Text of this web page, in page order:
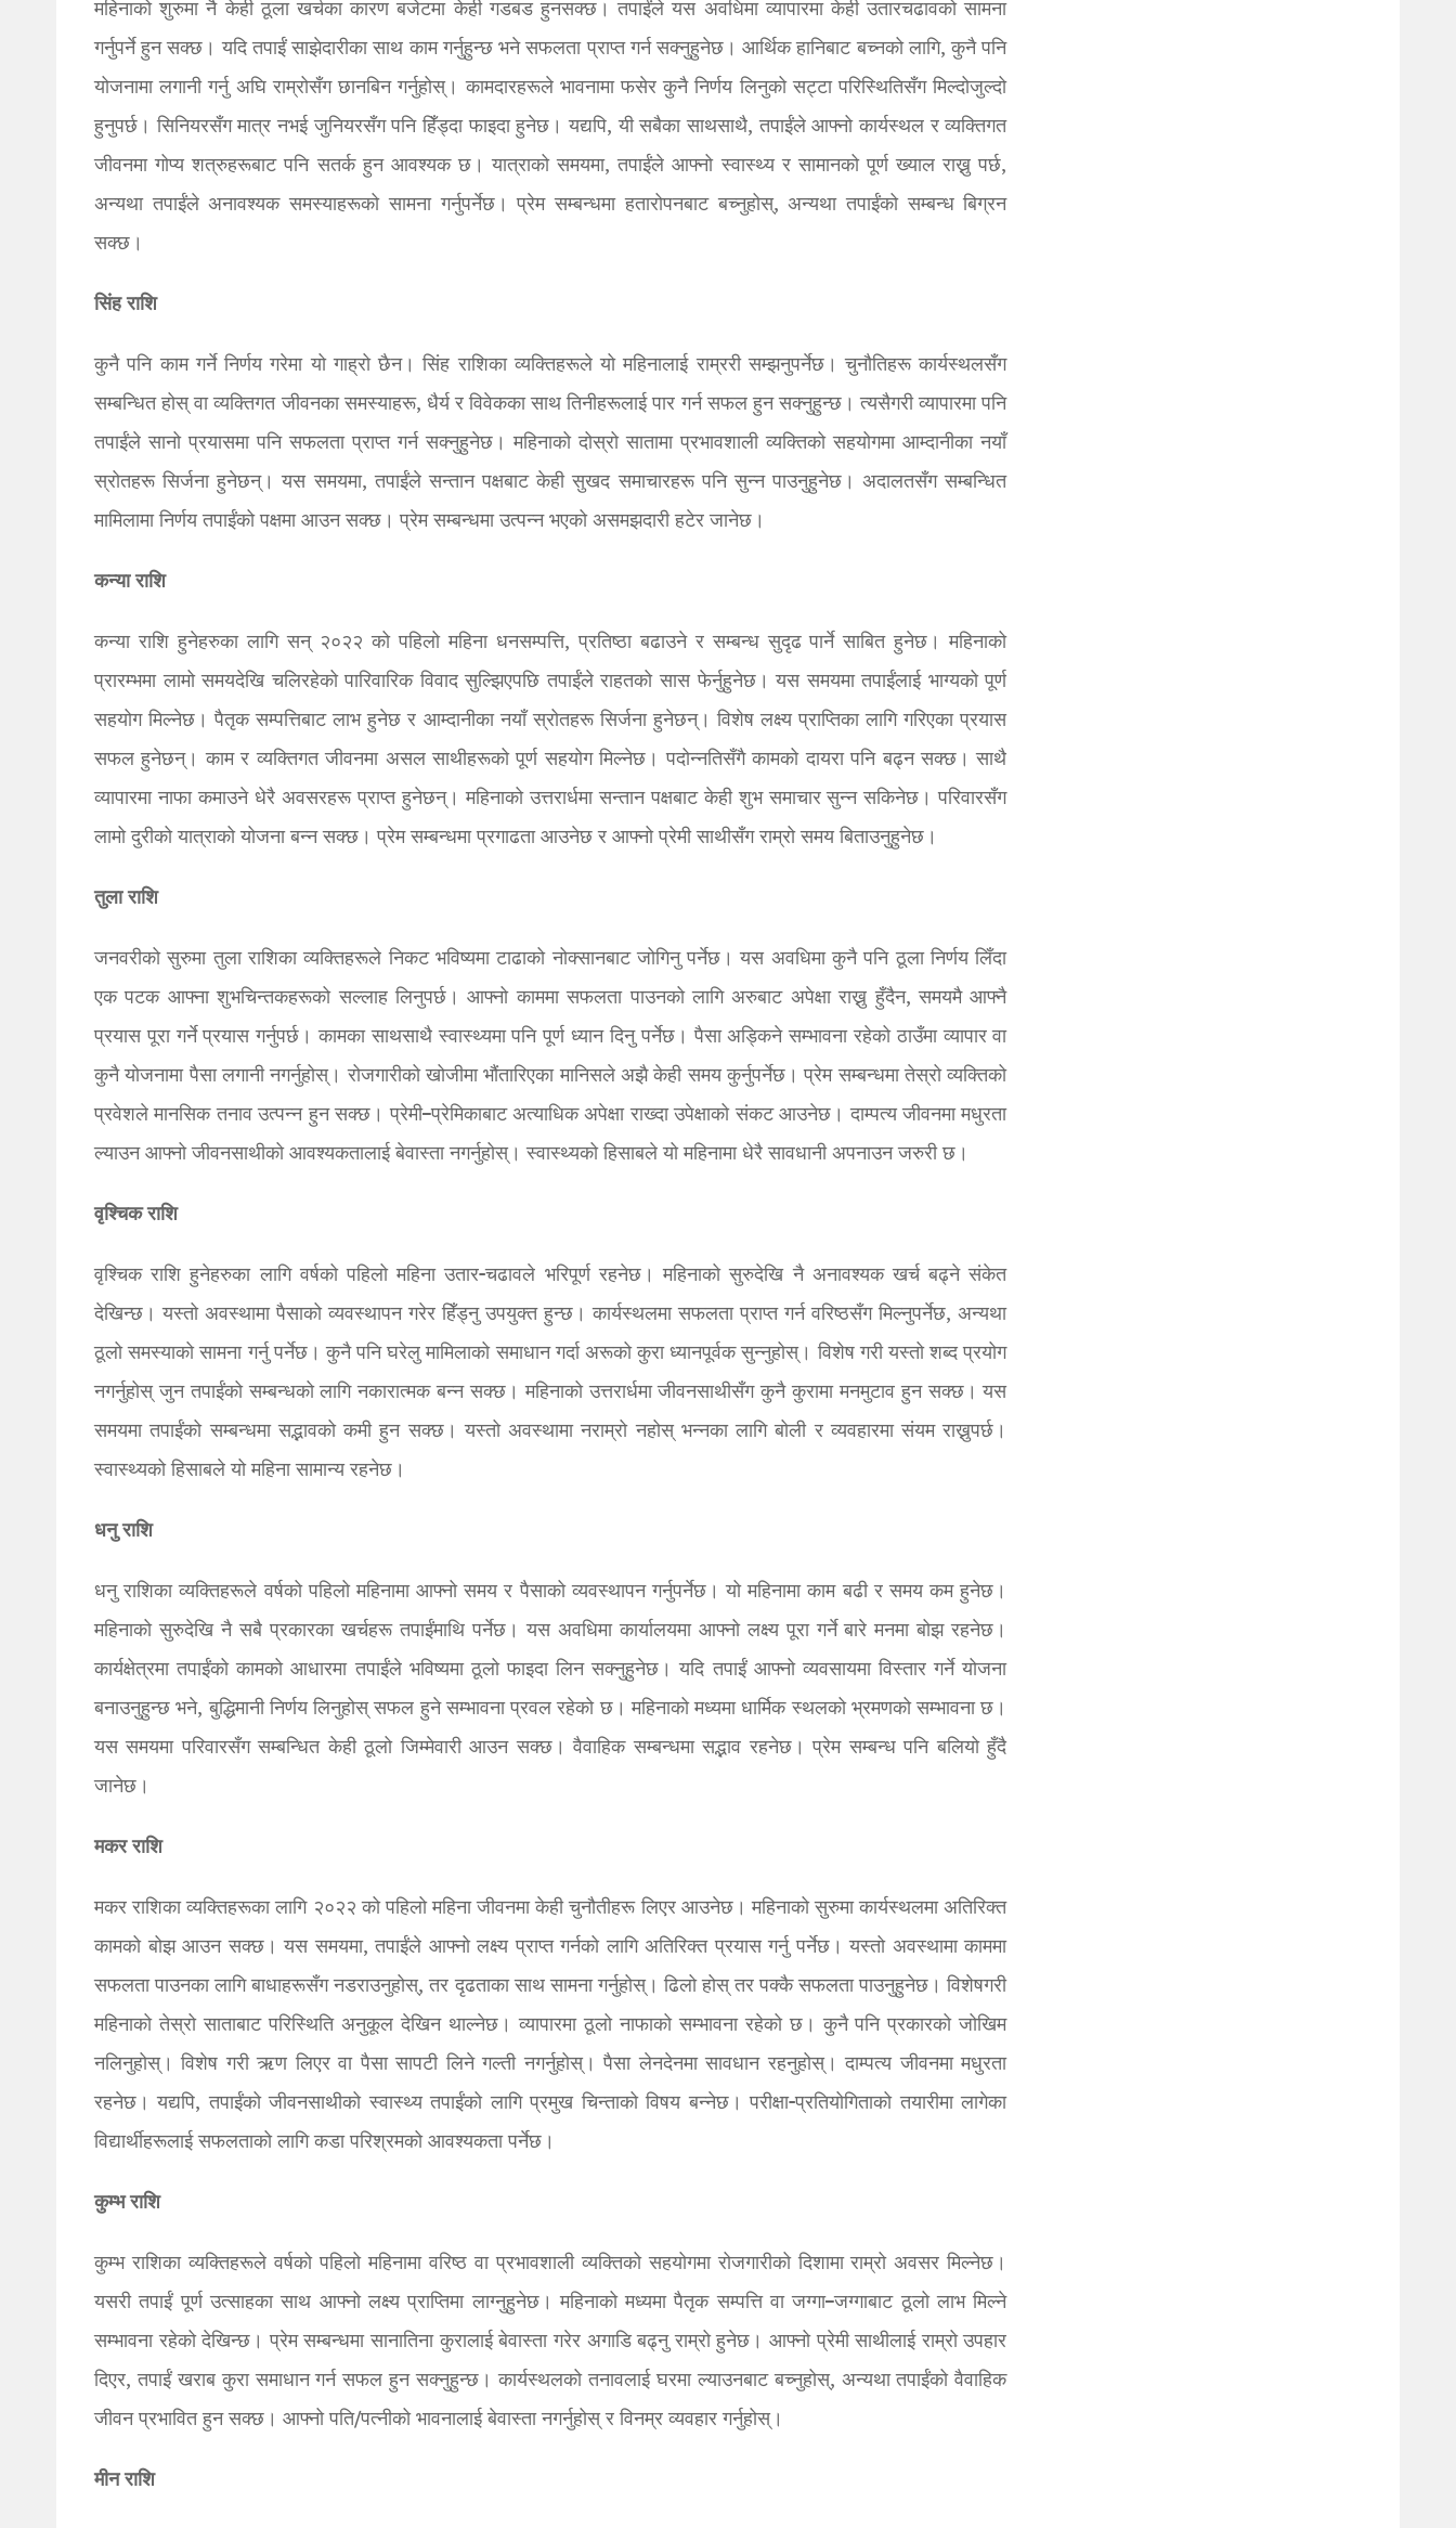
महिनाको शुरुमा नै केही ठूला खर्चका कारण बजेटमा केही गडबड हुनसक्छ। तपाईंले यस अवधिमा व्यापारमा केही उतारचढावको सामना
गर्नुपर्ने हुन सक्छ। यदि तपाईं साझेदारीका साथ काम गर्नुहुन्छ भने सफलता प्राप्त गर्न सक्नुहुनेछ। आर्थिक हानिबाट बच्नको लागि, कुनै पनि
योजनामा ​​लगानी गर्नु अघि राम्रोसँग छानबिन गर्नुहोस्। कामदारहरूले भावनामा फसेर कुनै निर्णय लिनुको सट्टा परिस्थितिसँग मिल्दोजुल्दो
हुनुपर्छ। सिनियरसँग मात्र नभई जुनियरसँग पनि हिँड्दा फाइदा हुनेछ। यद्यपि, यी सबैका साथसाथै, तपाईंले आफ्नो कार्यस्थल र व्यक्तिगत
जीवनमा गोप्य शत्रुहरूबाट पनि सतर्क हुन आवश्यक छ। यात्राको समयमा, तपाईंले आफ्नो स्वास्थ्य र सामानको पूर्ण ख्याल राख्नु पर्छ,
अन्यथा तपाईंले अनावश्यक समस्याहरूको सामना गर्नुपर्नेछ। प्रेम सम्बन्धमा हतारोपनबाट बच्नुहोस्, अन्यथा तपाईंको सम्बन्ध बिग्रन
सक्छ।
सिंह राशि
कुनै पनि काम गर्ने निर्णय गरेमा यो गाह्रो छैन। सिंह राशिका व्यक्तिहरूले यो महिनालाई राम्ररी सम्झनुपर्नेछ। चुनौतिहरू कार्यस्थलसँग
सम्बन्धित होस् वा व्यक्तिगत जीवनका समस्याहरू, धैर्य र विवेकका साथ तिनीहरूलाई पार गर्न सफल हुन सक्नुहुन्छ। त्यसैगरी व्यापारमा पनि
तपाईंले सानो प्रयासमा पनि सफलता प्राप्त गर्न सक्नुहुनेछ। महिनाको दोस्रो सातामा प्रभावशाली व्यक्तिको सहयोगमा आम्दानीका नयाँ
स्रोतहरू सिर्जना हुनेछन्। यस समयमा, तपाईंले सन्तान पक्षबाट केही सुखद समाचारहरू पनि सुन्न पाउनुहुनेछ। अदालतसँग सम्बन्धित
मामिलामा निर्णय तपाईंको पक्षमा आउन सक्छ। प्रेम सम्बन्धमा उत्पन्न भएको असमझदारी हटेर जानेछ।
कन्या राशि
कन्या राशि हुनेहरुका लागि सन् २०२२ को पहिलो महिना धनसम्पत्ति, प्रतिष्ठा बढाउने र सम्बन्ध सुदृढ पार्ने साबित हुनेछ। महिनाको
प्रारम्भमा लामो समयदेखि चलिरहेको पारिवारिक विवाद सुल्झिएपछि तपाईंले राहतको सास फेर्नुहुनेछ। यस समयमा तपाईंलाई भाग्यको पूर्ण
सहयोग मिल्नेछ। पैतृक सम्पत्तिबाट लाभ हुनेछ र आम्दानीका नयाँ स्रोतहरू सिर्जना हुनेछन्। विशेष लक्ष्य प्राप्तिका लागि गरिएका प्रयास
सफल हुनेछन्। काम र व्यक्तिगत जीवनमा असल साथीहरूको पूर्ण सहयोग मिल्नेछ। पदोन्नतिसँगै कामको दायरा पनि बढ्न सक्छ। साथै
व्यापारमा नाफा कमाउने धेरै अवसरहरू प्राप्त हुनेछन्। महिनाको उत्तरार्धमा सन्तान पक्षबाट केही शुभ समाचार सुन्न सकिनेछ। परिवारसँग
लामो दुरीको यात्राको योजना बन्न सक्छ। प्रेम सम्बन्धमा प्रगाढता आउनेछ र आफ्नो प्रेमी साथीसँग राम्रो समय बिताउनुहुनेछ।
तुला राशि
जनवरीको सुरुमा तुला राशिका व्यक्तिहरूले निकट भविष्यमा टाढाको नोक्सानबाट जोगिनु पर्नेछ। यस अवधिमा कुनै पनि ठूला निर्णय लिँदा
एक पटक आफ्ना शुभचिन्तकहरूको सल्लाह लिनुपर्छ। आफ्नो काममा सफलता पाउनको लागि अरुबाट अपेक्षा राख्नु हुँदैन, समयमै आफ्नै
प्रयास पूरा गर्ने प्रयास गर्नुपर्छ। कामका साथसाथै स्वास्थ्यमा पनि पूर्ण ध्यान दिनु पर्नेछ। पैसा अड्किने सम्भावना रहेको ठाउँमा व्यापार वा
कुनै योजनामा ​​पैसा लगानी नगर्नुहोस्। रोजगारीको खोजीमा भौंतारिएका मानिसले अझै केही समय कुर्नुपर्नेछ। प्रेम सम्बन्धमा तेस्रो व्यक्तिको
प्रवेशले मानसिक तनाव उत्पन्न हुन सक्छ। प्रेमी–प्रेमिकाबाट अत्याधिक अपेक्षा राख्दा उपेक्षाको संकट आउनेछ। दाम्पत्य जीवनमा मधुरता
ल्याउन आफ्नो जीवनसाथीको आवश्यकतालाई बेवास्ता नगर्नुहोस्। स्वास्थ्यको हिसाबले यो महिनामा धेरै सावधानी अपनाउन जरुरी छ।
वृश्चिक राशि
वृश्चिक राशि हुनेहरुका लागि वर्षको पहिलो महिना उतार-चढावले भरिपूर्ण रहनेछ। महिनाको सुरुदेखि नै अनावश्यक खर्च बढ्ने संकेत
देखिन्छ। यस्तो अवस्थामा पैसाको व्यवस्थापन गरेर हिँड्नु उपयुक्त हुन्छ। कार्यस्थलमा सफलता प्राप्त गर्न वरिष्ठसँग मिल्नुपर्नेछ, अन्यथा
ठूलो समस्याको सामना गर्नु पर्नेछ। कुनै पनि घरेलु मामिलाको समाधान गर्दा अरूको कुरा ध्यानपूर्वक सुन्नुहोस्। विशेष गरी यस्तो शब्द प्रयोग
नगर्नुहोस् जुन तपाईंको सम्बन्धको लागि नकारात्मक बन्न सक्छ। महिनाको उत्तरार्धमा जीवनसाथीसँग कुनै कुरामा मनमुटाव हुन सक्छ। यस
समयमा तपाईंको सम्बन्धमा सद्भावको कमी हुन सक्छ। यस्तो अवस्थामा नराम्रो नहोस् भन्नका लागि बोली र व्यवहारमा संयम राख्नुपर्छ।
स्वास्थ्यको हिसाबले यो महिना सामान्य रहनेछ।
धनु राशि
धनु राशिका व्यक्तिहरूले वर्षको पहिलो महिनामा आफ्नो समय र पैसाको व्यवस्थापन गर्नुपर्नेछ। यो महिनामा काम बढी र समय कम हुनेछ।
महिनाको सुरुदेखि नै सबै प्रकारका खर्चहरू तपाईंमाथि पर्नेछ। यस अवधिमा कार्यालयमा आफ्नो लक्ष्य पूरा गर्ने बारे मनमा बोझ रहनेछ।
कार्यक्षेत्रमा तपाईंको कामको आधारमा तपाईंले भविष्यमा ठूलो फाइदा लिन सक्नुहुनेछ। यदि तपाईं आफ्नो व्यवसायमा विस्तार गर्ने योजना
बनाउनुहुन्छ भने, बुद्धिमानी निर्णय लिनुहोस् सफल हुने सम्भावना प्रवल रहेको छ। महिनाको मध्यमा धार्मिक स्थलको भ्रमणको सम्भावना छ।
यस समयमा परिवारसँग सम्बन्धित केही ठूलो जिम्मेवारी आउन सक्छ। वैवाहिक सम्बन्धमा सद्भाव रहनेछ। प्रेम सम्बन्ध पनि बलियो हुँदै
जानेछ।
मकर राशि
मकर राशिका व्यक्तिहरूका लागि २०२२ को पहिलो महिना जीवनमा केही चुनौतीहरू लिएर आउनेछ। महिनाको सुरुमा कार्यस्थलमा अतिरिक्त
कामको बोझ आउन सक्छ। यस समयमा, तपाईंले आफ्नो लक्ष्य प्राप्त गर्नको लागि अतिरिक्त प्रयास गर्नु पर्नेछ। यस्तो अवस्थामा काममा
सफलता पाउनका लागि बाधाहरूसँग नडराउनुहोस्, तर दृढताका साथ सामना गर्नुहोस्। ढिलो होस् तर पक्कै सफलता पाउनुहुनेछ। विशेषगरी
महिनाको तेस्रो साताबाट परिस्थिति अनुकूल देखिन थाल्नेछ। व्यापारमा ठूलो नाफाको सम्भावना रहेको छ। कुनै पनि प्रकारको जोखिम
नलिनुहोस्। विशेष गरी ऋण लिएर वा पैसा सापटी लिने गल्ती नगर्नुहोस्। पैसा लेनदेनमा सावधान रहनुहोस्। दाम्पत्य जीवनमा मधुरता
रहनेछ। यद्यपि, तपाईंको जीवनसाथीको स्वास्थ्य तपाईंको लागि प्रमुख चिन्ताको विषय बन्नेछ। परीक्षा-प्रतियोगिताको तयारीमा लागेका
विद्यार्थीहरूलाई सफलताको लागि कडा परिश्रमको आवश्यकता पर्नेछ।
कुम्भ राशि
कुम्भ राशिका व्यक्तिहरूले वर्षको पहिलो महिनामा वरिष्ठ वा प्रभावशाली व्यक्तिको सहयोगमा रोजगारीको दिशामा राम्रो अवसर मिल्नेछ।
यसरी तपाईं पूर्ण उत्साहका साथ आफ्नो लक्ष्य प्राप्तिमा लाग्नुहुनेछ। महिनाको मध्यमा पैतृक सम्पत्ति वा जग्गा–जग्गाबाट ठूलो लाभ मिल्ने
सम्भावना रहेको देखिन्छ। प्रेम सम्बन्धमा सानातिना कुरालाई बेवास्ता गरेर अगाडि बढ्नु राम्रो हुनेछ। आफ्नो प्रेमी साथीलाई राम्रो उपहार
दिएर, तपाईं खराब कुरा समाधान गर्न सफल हुन सक्नुहुन्छ। कार्यस्थलको तनावलाई घरमा ल्याउनबाट बच्नुहोस्, अन्यथा तपाईंको वैवाहिक
जीवन प्रभावित हुन सक्छ। आफ्नो पति/पत्नीको भावनालाई बेवास्ता नगर्नुहोस् र विनम्र व्यवहार गर्नुहोस्।
मीन राशि